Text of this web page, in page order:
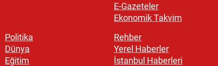
E-Gazeteler
Ekonomik Takvim
Politika
Dünya
Eğitim
Rehber
Yerel Haberler
İstanbul Haberleri